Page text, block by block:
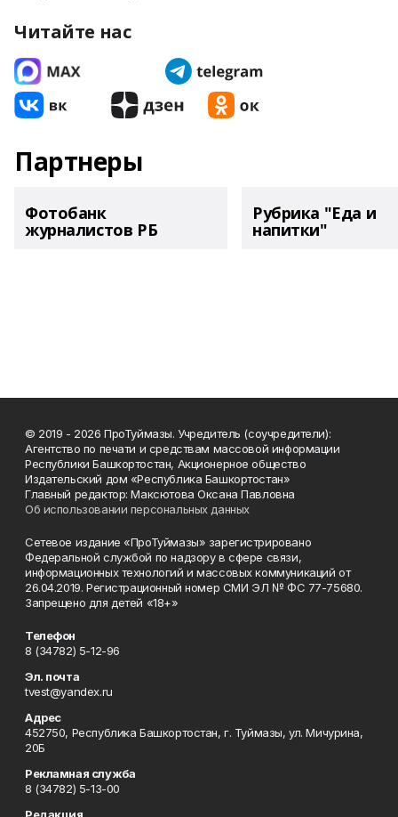
Читайте нас
Партнеры
Фотобанк
журналистов РБ
Рубрика "Еда и
напитки"
© 2019 - 2026 ПроТуймазы. Учредитель (соучредители):
Агентство по печати и средствам массовой информации
Республики Башкортостан, Акционерное общество
Издательский дом «Республика Башкортостан»
Главный редактор: Максютова Оксана Павловна
Об использовании персональных данных
Сетевое издание «ПроТуймазы» зарегистрировано
Федеральной службой по надзору в сфере связи,
информационных технологий и массовых коммуникаций от
26.04.2019. Регистрационный номер СМИ ЭЛ № ФС 77-75680.
Запрещено для детей «18+»
Телефон
8 (34782) 5-12-96
Эл. почта
tvest@yandex.ru
Адрес
452750, Республика Башкортостан, г. Туймазы, ул. Мичурина,
20Б
Рекламная служба
8 (34782) 5-13-00